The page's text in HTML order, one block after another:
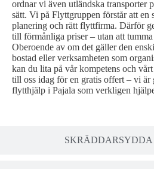
SKRÄDDARSYDDA
ordnar vi även utländska transporter
sätt. Vi på Flyttgruppen förstår att en
planering och rätt flyttfirma. Därför
till förmånliga priser – utan att
Oberoende av om det gäller den
bostad eller verksamheten som
kan du lita på vår kompetens och
till oss idag för en gratis offert – vi är
flytthjälp i Pajala som verkligen